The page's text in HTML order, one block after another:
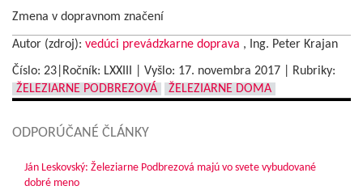
Zmena v dopravnom značení
Autor (zdroj): vedúci prevádzkarne doprava , Ing. Peter Krajan
Číslo: 23|Ročník: LXXIII | Vyšlo: 17. novembra 2017
Rubriky:
ŽELEZIARNE PODBREZOVÁ
ŽELEZIARNE DOMA
ODPORÚČANÉ ČLÁNKY
Ján Leskovský: Železiarne Podbrezová majú vo svete vybudované
dobré meno